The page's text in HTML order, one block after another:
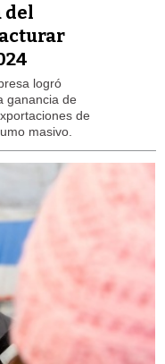
del
logró
ganancia de
de
masivo.